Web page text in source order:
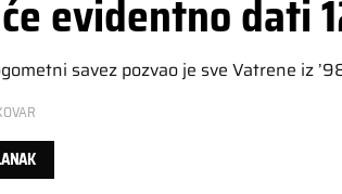
evidentno dati
savez pozvao je sve Vatrene iz